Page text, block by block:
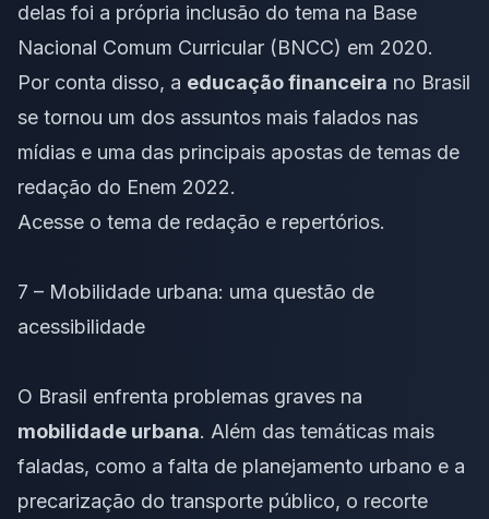
delas foi a própria inclusão do tema na Base
Nacional Comum Curricular (BNCC) em 2020.
Por conta disso, a educação financeira no Brasil
se tornou um dos assuntos mais falados nas
mídias e uma das principais apostas de temas de
redação do Enem 2022.
Acesse o tema de redação e repertórios.
7 – Mobilidade urbana: uma questão de
acessibilidade
O Brasil enfrenta problemas graves na
mobilidade urbana. Além das temáticas mais
faladas, como a falta de planejamento urbano e a
precarização do transporte público, o recorte